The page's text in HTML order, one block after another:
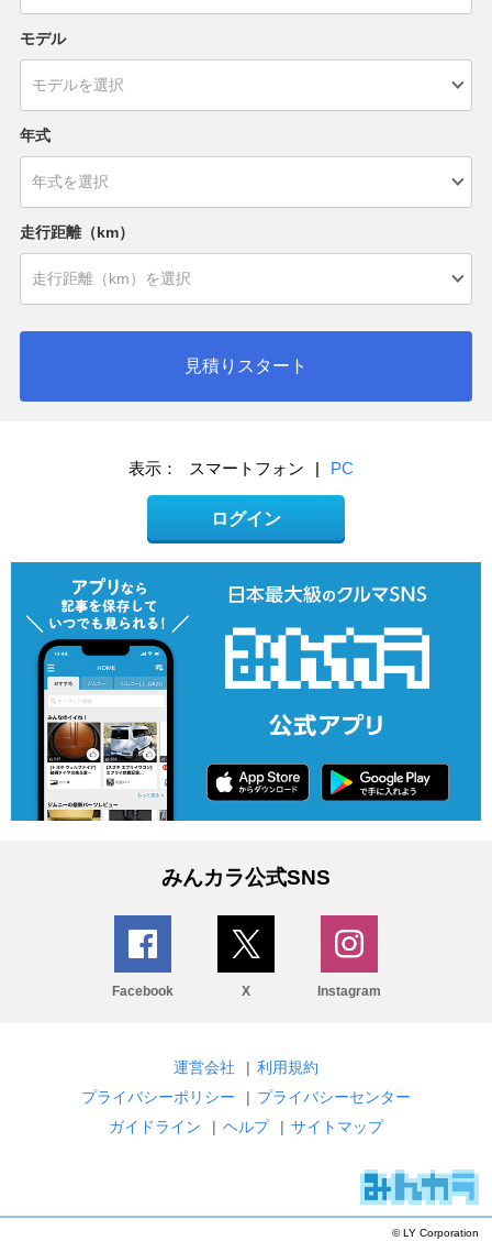
モデル
年式
走行距離（km）
見積りスタート
表示： スマートフォン PC
ログイン
みんカラ公式SNS
Facebook X Instagram
運営会社 | 利用規約
プライバシーポリシー
| プライバシーセンター
ガイドライン
| ヘルプ | サイトマップ
© LY Corporation